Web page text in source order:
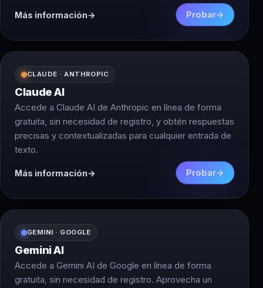
de texto similar al humano basado en una amplia gama
de indicaciones. Ya sea que estés creando un
aprender de la enorme cantidad de datos de texto en
los que ha sido entrenado, mejorando continuamente
su rendimiento con el tiempo. Esto significa que las
respuestas generadas por GPT son más precisas y
relevantes que nunca.
Más información Probar
CLAUDE · ANTHROPIC
Claude AI
Accede a Claude AI de Anthropic en línea de forma
gratuita, sin necesidad de registro, y obtén respuestas
precisas y contextualizadas para cualquier entrada de
texto.
Más información Probar
GEMINI · GOOGLE
Gemini AI
Accede a Gemini AI de Google en línea de forma
gratuita, sin necesidad de registro. Aprovecha un